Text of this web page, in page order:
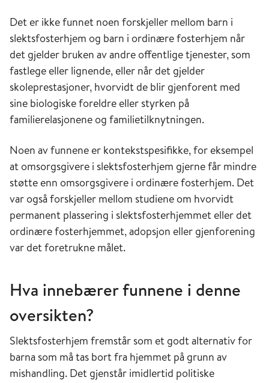
Det er ikke funnet noen forskjeller mellom barn i
slektsfosterhjem og barn i ordinære fosterhjem når
det gjelder bruken av andre offentlige tjenester, som
fastlege eller lignende, eller når det gjelder
skoleprestasjoner, hvorvidt de blir gjenforent med
sine biologiske foreldre eller styrken på
familierelasjonene og familietilknytningen.
Noen av funnene er kontekstspesifikke, for eksempel
at omsorgsgivere i slektsfosterhjem gjerne får mindre
støtte enn omsorgsgivere i ordinære fosterhjem. Det
var også forskjeller mellom studiene om hvorvidt
permanent plassering i slektsfosterhjemmet eller det
ordinære fosterhjemmet, adopsjon eller gjenforening
var det foretrukne målet.
Hva innebærer funnene i denne
oversikten?
Slektsfosterhjem fremstår som et godt alternativ for
barna som må tas bort fra hjemmet på grunn av
mishandling. Det gjenstår imidlertid politiske